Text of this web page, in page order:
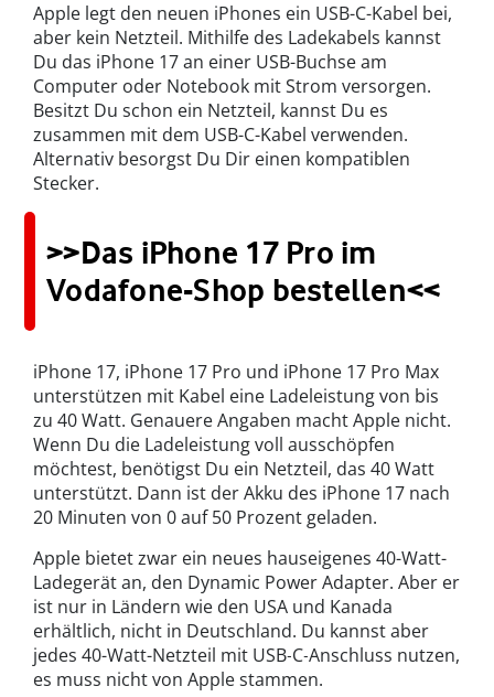
Apple legt den neuen iPhones ein USB-C-Kabel bei,
aber kein Netzteil. Mithilfe des Ladekabels kannst
Du das iPhone 17 an einer USB-Buchse am
Computer oder Notebook mit Strom versorgen.
Besitzt Du schon ein Netzteil, kannst Du es
zusammen mit dem USB-C-Kabel verwenden.
Alternativ besorgst Du Dir einen kompatiblen
Stecker.
>>Das iPhone 17 Pro im
Vodafone-Shop bestellen<<
iPhone 17, iPhone 17 Pro und iPhone 17 Pro Max
unterstützen mit Kabel eine Ladeleistung von bis
zu 40 Watt. Genauere Angaben macht Apple nicht.
Wenn Du die Ladeleistung voll ausschöpfen
möchtest, benötigst Du ein Netzteil, das 40 Watt
unterstützt. Dann ist der Akku des iPhone 17 nach
20 Minuten von 0 auf 50 Prozent geladen.
Apple bietet zwar ein neues hauseigenes 40-Watt-
Ladegerät an, den Dynamic Power Adapter. Aber er
ist nur in Ländern wie den USA und Kanada
erhältlich, nicht in Deutschland. Du kannst aber
jedes 40-Watt-Netzteil mit USB‑C‑Anschluss nutzen,
es muss nicht von Apple stammen.